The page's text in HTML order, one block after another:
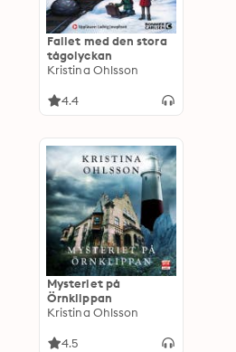
Fallet med den stora
tågolyckan
Kristina Ohlsson
4.4
Mysteriet på
Örnklippan
Kristina Ohlsson
4.5